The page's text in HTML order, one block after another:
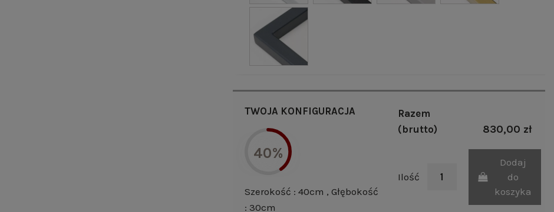
TWOJA KONFIGURACJA
40%
Szerokość : 40cm , Głębokość
: 30cm
Razem
(brutto)
830,00 zł
Ilość
Dodaj
do
koszyka